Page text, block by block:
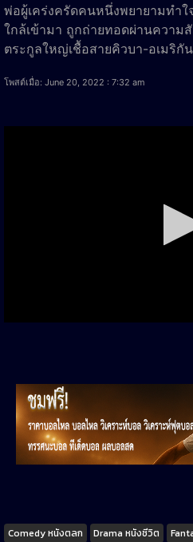
พ่อผู้เคร่งครัดคนหนึ่งพยายามทำ
ใกล้เข้ามา ถูกถ่ายทอดผ่านควา
ตระกูลใหญ่เชื้อสายคิวบา-อเมริกั
โพสต์เมื่อ: June 20, 2022 : 7:32 am
Tags
Comedy หนังตลก Drama หนังชีวิต